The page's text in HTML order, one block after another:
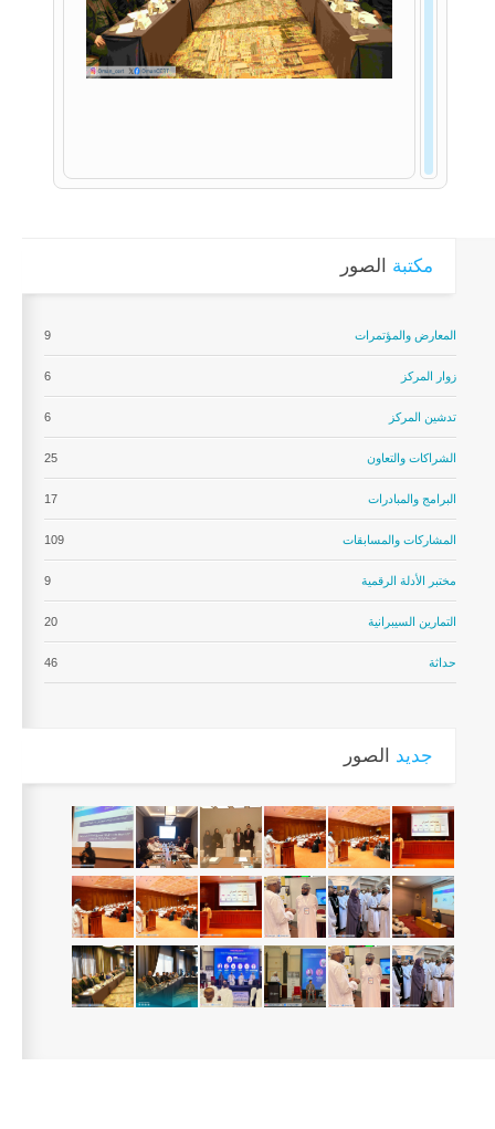
مكتبة الصور
المعارض والمؤتمرات 9
زوار المركز 6
تدشين المركز 6
الشراكات والتعاون 25
البرامج والمبادرات 17
المشاركات والمسابقات 109
مختبر الأدلة الرقمية 9
التمارين السيبرانية 20
حداثة 46
جديد الصور